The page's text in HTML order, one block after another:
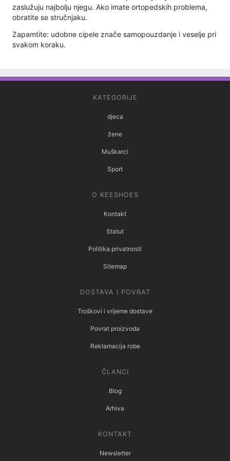
zaslužuju najbolju njegu. Ako imate ortopedskih problema,
obratite se stručnjaku.
Zapamtite: udobne cipele znače samopouzdanje i veselje pri
svakom koraku.
KATEGORIJE
djeca
žene
Muškarci
Sport
O KEESHOES
Kontakt
Statut
Politika privatnosti
Sitemap
DOSTAVA I POVRAT
Troškovi i vrijeme dostave
Povrat proizvoda
Reklamacija robe
ČLANCI
Blog
Arhiva
KONTAKT
Newsletter